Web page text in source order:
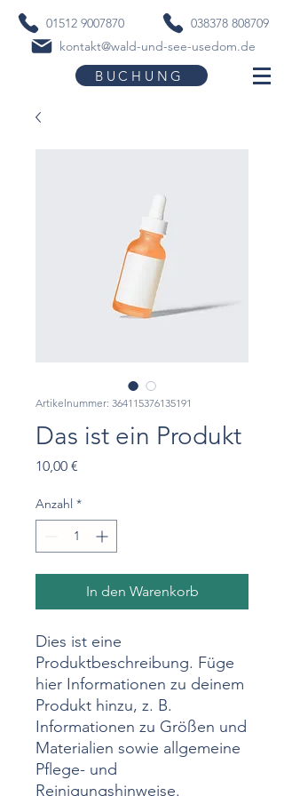
01512 9007870
038378 808709​
kontakt@wald-und-see-usedom.de
BUCHUNG
Artikelnummer: 364115376135191
Das ist ein Produkt
10,00 €
Anzahl *
In den Warenkorb
Dies ist eine
Produktbeschreibung. Füge
hier Informationen zu deinem
Produkt hinzu, z. B.
Informationen zu Größen und
Materialien sowie allgemeine
Pflege- und
Reinigungshinweise.